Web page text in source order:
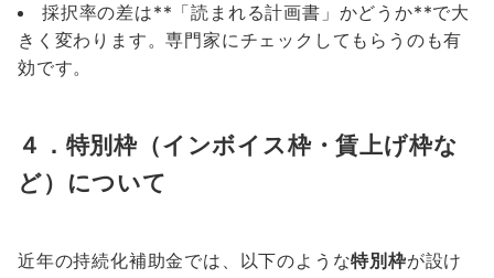
採択率の差は**「読まれる計画書」かどうか**で大
きく変わります。専門家にチェックしてもらうのも有
効です。
４．特別枠（インボイス枠・賃上げ枠な
ど）について
近年の持続化補助金では、以下のような特別枠が設け